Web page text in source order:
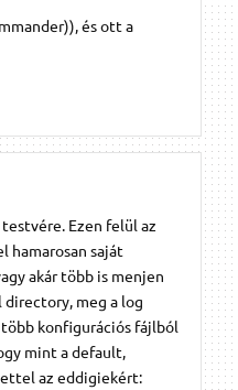
és ott a
Ezen felül az
hamarosan saját
akár több is menjen
directory, meg a log
konfigurációs fájlból
mint a default,
az eddigiekért: